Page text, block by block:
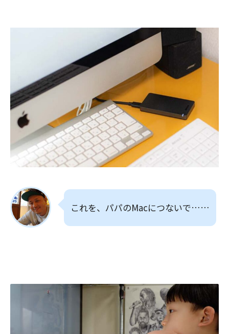
これを、パパのMacにつないで……